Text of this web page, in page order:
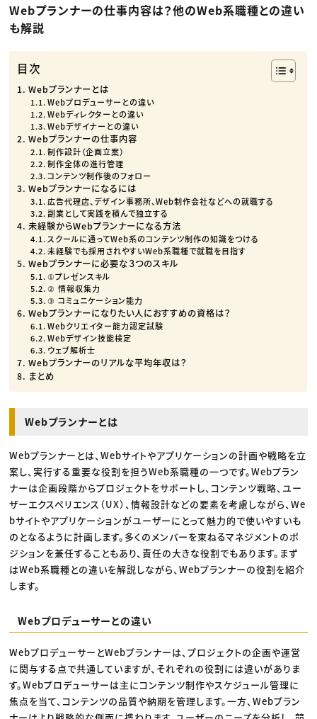
クリエイターインタビュー
C＆R Magazine
ニュース・トレンド トップ
Web
映像
ゲーム・エンタメ
広告
出版
CREATIVE VILLAGEからのお知らせ
プロフェッショナル×つながる×メディア
Webプランナーの仕事内容は？他のWeb系職種との違い
も解説
目次
Webプランナーとは
Webプロデューサーとの違い
Webディレクターとの違い
Webデザイナーとの違い
Webプランナーの仕事内容
制作設計（企画立案）
制作全体の進行管理
コンテンツ制作後のフォロー
Webプランナーになるには
広告代理店、デザイン事務所、Web制作会社などへの就職する
副業として実践を積んで独立する
未経験からWebプランナーになる方法
スクールに通ってWeb系のコンテンツ制作の知識をつける
未経験でも採用されやすいWeb系職種で就職を目指す
Webプランナーに必要な３つのスキル
①プレゼンスキル
② 情報収集力
③ コミュニケーション能力
Webプランナーになりたい人におすすめの資格は？
Webクリエイター能力認定試験
Webデザイン技能検定
ウェブ解析士
Webプランナーのリアルな平均年収は？
まとめ
Webプランナーとは
Webプランナーとは、Webサイトやアプリケーションの計画や戦略を立
案し、実行する重要な役割を担うWeb系職種の一つです。Webプラン
ナーは企画段階からプロジェクトをサポートし、コンテンツ戦略、ユー
ザーエクスペリエンス（UX）、情報設計などの要素を考慮しながら、We
bサイトやアプリケーションがユーザーにとって魅力的で使いやすいも
のとなるように計画します。多くのメンバーを束ねるマネジメントのポ
ジションを兼任することもあり、責任の大きな役割でもあります。まず
はWeb系職種との違いを解説しながら、Webプランナーの役割を紹介
します。
Webプロデューサーとの違い
WebプロデューサーとWebプランナーは、プロジェクトの企画や運営
に関与する点で共通していますが、それぞれの役割には違いがありま
す。Webプロデューサーは主にコンテンツ制作やスケジュール管理に
焦点を当て、コンテンツの品質や納期を管理します。一方、Webプラン